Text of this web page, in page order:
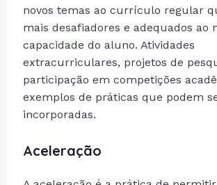
novos temas ao currículo regular
mais desafiadores e adequados ao
capacidade do aluno. Atividades
extracurriculares, projetos de
participação em competições
exemplos de práticas que podem
incorporadas.
Aceleração